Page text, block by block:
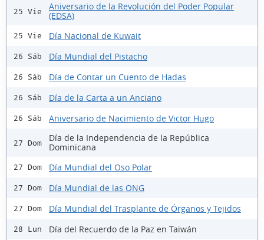
25 Vie
Aniversario de la Revolución del Poder Popular
(EDSA)
25 Vie Día Nacional de Kuwait
26 Sáb Día Mundial del Pistacho
26 Sáb Día de Contar un Cuento de Hadas
26 Sáb Día de la Carta a un Anciano
26 Sáb Aniversario de Nacimiento de Victor Hugo
27 Dom
Día de la Independencia de la República
Dominicana
27 Dom Día Mundial del Oso Polar
27 Dom Día Mundial de las ONG
27 Dom Día Mundial del Trasplante de Órganos y Tejidos
28 Lun Día del Recuerdo de la Paz en Taiwán